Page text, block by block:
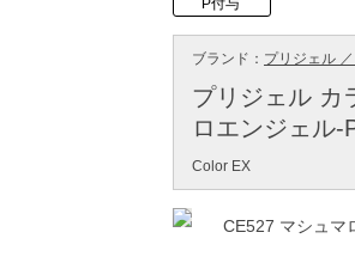
P付与
ブランド： プリジェル
プリジェル カ
ロエンジェル-
Color EX
CE527 マシュマ